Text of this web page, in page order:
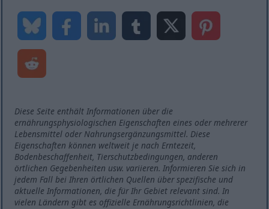
Diese Seite enthält Informationen über die
ernährungsphysiologischen Eigenschaften eines oder mehrerer
Lebensmittel oder Nahrungsergänzungsmittel. Diese
Eigenschaften können weltweit je nach Erntezeit,
Bodenbeschaffenheit, Tierschutzbedingungen, anderen
örtlichen Gegebenheiten usw. variieren. Informieren Sie sich in
jedem Fall bei Ihren örtlichen Quellen über spezifische und
aktuelle Informationen, die für Ihr Gebiet relevant sind. In
vielen Ländern gibt es offizielle Ernährungsrichtlinien, die